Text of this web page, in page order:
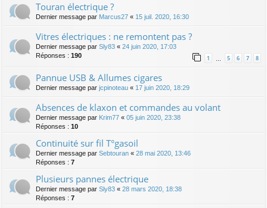
Touran électrique ?
Dernier message par Marcus27 « 15 juil. 2020, 16:30
Vitres électriques : ne remontent pas ?
Dernier message par Sly83 « 24 juin 2020, 17:03
Réponses : 190 1 … 5 6 7 8
Pannue USB & Allumes cigares
Dernier message par jcpinoteau « 17 juin 2020, 18:29
Absences de klaxon et commandes au volant
Dernier message par Krim77 « 05 juin 2020, 23:38
Réponses : 10
Continuité sur fil T°gasoil
Dernier message par Sebtouran « 28 mai 2020, 13:46
Réponses : 7
Plusieurs pannes électrique
Dernier message par Sly83 « 28 mars 2020, 18:38
Réponses : 7